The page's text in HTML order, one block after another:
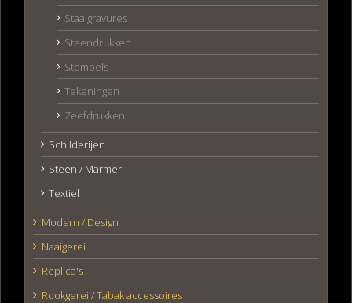
Staalgravures
Steendrukken
Stempels
Tekeningen
Zeefdrukken
Schilderijen
Steen / Marmer
Textiel
Modern / Design
Naaigerei
Replica's
Rookgerei / Tabak accessoires